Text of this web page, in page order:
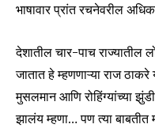
भाषावार प्रांत रचनेवरील
देशातील चार-पाच राज्यातील
जातात हे म्हणणाऱ्या राज
मुसलमान आणि रोहिंग्यांच्या
झालंय म्हणा… पण त्या बाबतीत